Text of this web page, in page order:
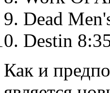
Dead
Destin
Как и